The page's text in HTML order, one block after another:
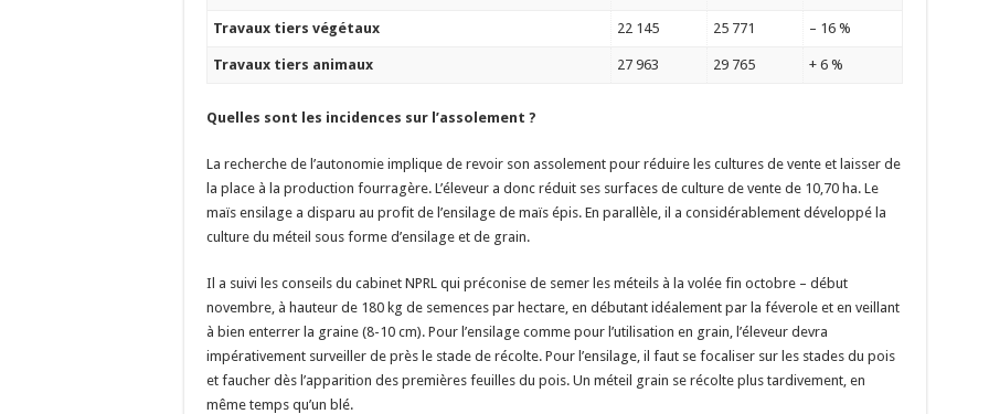
Travaux tiers végétaux 22 145 25 771 – 16 %
Travaux tiers animaux 27 963 29 765 + 6 %
Quelles sont les incidences sur l’assolement ?
La recherche de l’autonomie implique de revoir son assolement pour réduire les cultures de vente et laisser de
la place à la production fourragère. L’éleveur a donc réduit ses surfaces de culture de vente de 10,70 ha. Le
maïs ensilage a disparu au profit de l’ensilage de maïs épis. En parallèle, il a considérablement développé la
culture du méteil sous forme d’ensilage et de grain.
Il a suivi les conseils du cabinet NPRL qui préconise de semer les méteils à la volée fin octobre – début
novembre, à hauteur de 180 kg de semences par hectare, en débutant idéalement par la féverole et en veillant
à bien enterrer la graine (8-10 cm). Pour l’ensilage comme pour l’utilisation en grain, l’éleveur devra
impérativement surveiller de près le stade de récolte. Pour l’ensilage, il faut se focaliser sur les stades du pois
et faucher dès l’apparition des premières feuilles du pois. Un méteil grain se récolte plus tardivement, en
même temps qu’un blé.